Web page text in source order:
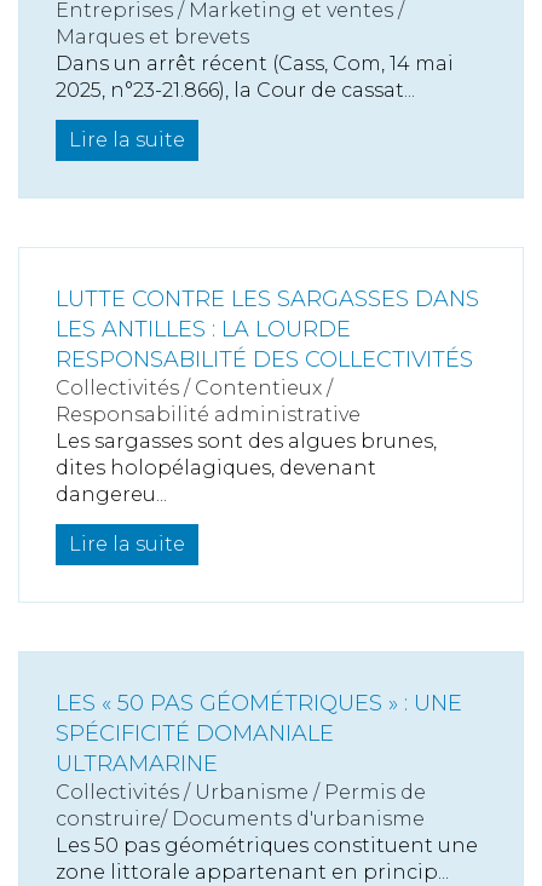
Entreprises / Marketing et ventes /
Marques et brevets
Dans un arrêt récent (Cass, Com, 14 mai
2025, n°23-21.866), la Cour de cassat...
Lire la suite
LUTTE CONTRE LES SARGASSES DANS
LES ANTILLES : LA LOURDE
RESPONSABILITÉ DES COLLECTIVITÉS
Collectivités / Contentieux /
Responsabilité administrative
Les sargasses sont des algues brunes,
dites holopélagiques, devenant
dangereu...
Lire la suite
LES « 50 PAS GÉOMÉTRIQUES » : UNE
SPÉCIFICITÉ DOMANIALE
ULTRAMARINE
Collectivités / Urbanisme / Permis de
construire/ Documents d'urbanisme
Les 50 pas géométriques constituent une
zone littorale appartenant en princip...